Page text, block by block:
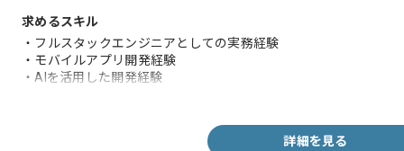
求めるスキル
・フルスタックエンジニアとしての実務経験
・モバイルアプリ開発経験
・AIを活用した開発経験
詳細を見る